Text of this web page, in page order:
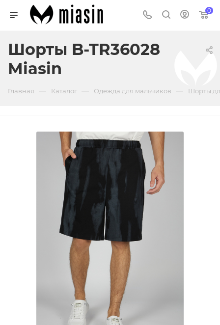
0
Шорты B-TR36028
Miasin
Главная Каталог Одежда для мальчиков Шорты